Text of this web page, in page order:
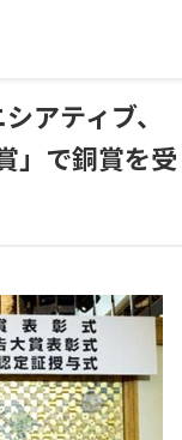
アティブ、
」で銅賞を受